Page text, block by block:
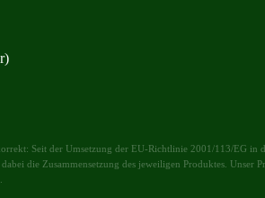
Seit der Umsetzung der EU-Richtlinie 2001/113/EG in
die Zusammensetzung des jeweiligen Produktes. Unser